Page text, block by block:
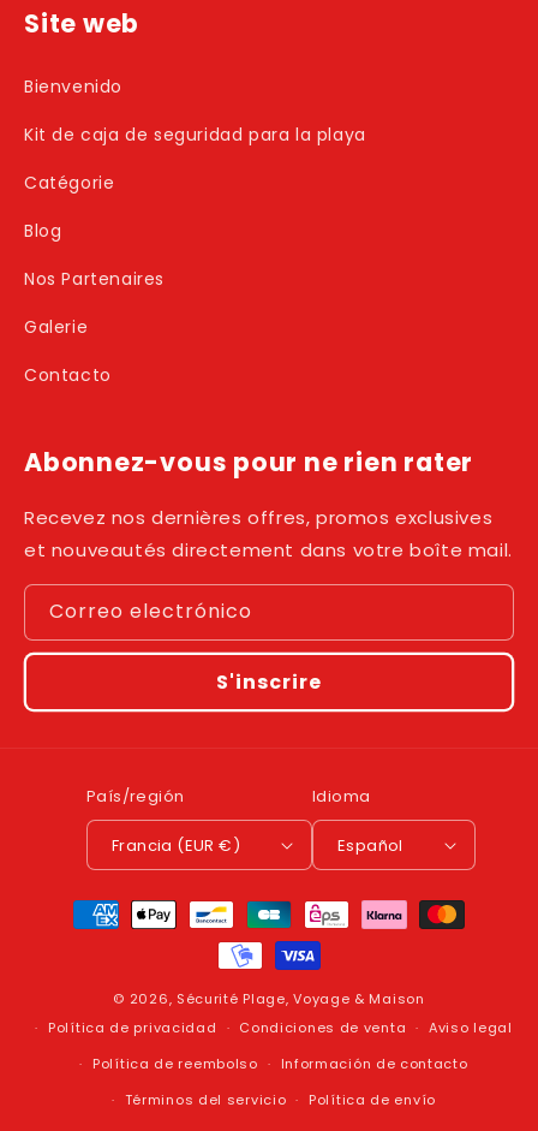
Site web
Bienvenido
Kit de caja de seguridad para la playa
Catégorie
Blog
Nos Partenaires
Galerie
Contacto
Abonnez-vous pour ne rien rater
Recevez nos dernières offres, promos exclusives
et nouveautés directement dans votre boîte mail.
Correo electrónico
S'inscrire
País/región
Francia (EUR €)
Idioma
Español
Formas
© 2026, Sécurité Plage, Voyage & Maison
Política de privacidad
Condiciones de venta
Aviso legal
Política de reembolso
Información de contacto
Términos del servicio
Política de envío